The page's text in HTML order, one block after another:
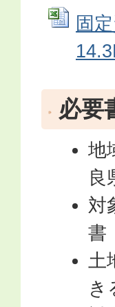
固
必要
地
良
対
書
土
き